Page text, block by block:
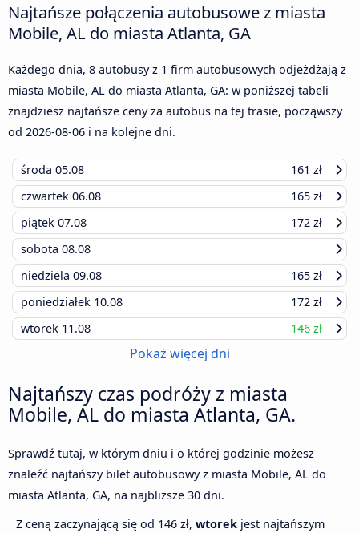
Najtańsze połączenia autobusowe z miasta
Mobile, AL do miasta Atlanta, GA
Każdego dnia, 8 autobusy z 1 firm autobusowych odjeżdżają z
miasta Mobile, AL do miasta Atlanta, GA: w poniższej tabeli
znajdziesz najtańsze ceny za autobus na tej trasie, począwszy
od 2026-08-06 i na kolejne dni.
środa 05.08
161 zł
czwartek 06.08
165 zł
piątek 07.08
172 zł
sobota 08.08
niedziela 09.08
165 zł
poniedziałek 10.08
172 zł
wtorek 11.08 146 zł
Pokaż więcej dni
Najtańszy czas podróży z miasta
Mobile, AL do miasta Atlanta, GA.
Sprawdź tutaj, w którym dniu i o której godzinie możesz
znaleźć najtańszy bilet autobusowy z miasta Mobile, AL do
miasta Atlanta, GA, na najbliższe 30 dni.
Z ceną zaczynającą się od 146 zł, wtorek jest najtańszym